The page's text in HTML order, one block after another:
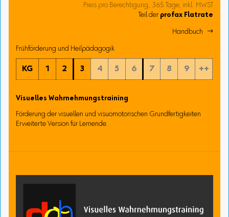
Preis pro Berechtigung, 365 Tage, inkl. MWST
Teil der profax Flatrate
Handbuch 
Frühförderung und Heilpädagogik
KG 1 2 3 4 5 6 7 8 9 ++
Visuelles Wahrnehmungstraining
Förderung der visuellen und visuomotorischen Grundfertigkeiten
Erweiterte Version für Lernende.